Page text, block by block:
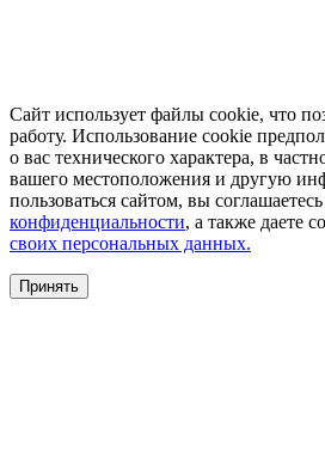
Сайт использует файлы cookie, что
работу. Использование cookie
о вас технического характера, в
вашего местоположения и другую
пользоваться сайтом, вы
конфиденциальности, а также даете
своих персональных данных.
Принять